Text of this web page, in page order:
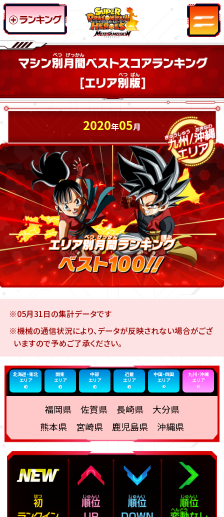
2020年05月
※05月31日の集計データです
※機械の通信状況により、データが反映されない場合がござ
いますので予めご了承ください。
北海道・東北
エリア
関東
エリア
中部
エリア
近畿
エリア
中国・四国
エリア
九州・沖縄
エリア
福岡県 佐賀県 長崎県 大分県
熊本県 宮崎県 鹿児島県 沖縄県